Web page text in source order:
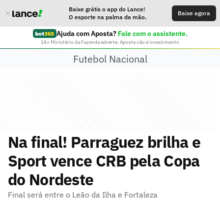
Baixe grátis o app do Lance!
O esporte na palma da mão.
Baixe agora
Ajuda com Aposta? Fale com o assistente.
18+ Ministério da Fazenda adverte: Aposta não é investimento
Futebol Nacional
Na final! Parraguez brilha e
Sport vence CRB pela Copa
do Nordeste
Final será entre o Leão da Ilha e Fortaleza